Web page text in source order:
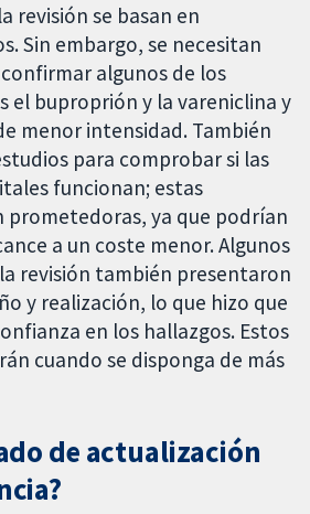
revisión se basan en
Sin embargo, se necesitan
algunos de los
el buproprión y la vareniclina y
menor intensidad. También
para comprobar si las
funcionan; estas
prometedoras, ya que podrían
a un coste menor. Algunos
revisión también presentaron
y realización, lo que hizo que
en los hallazgos. Estos
cuando se disponga de más
de actualización